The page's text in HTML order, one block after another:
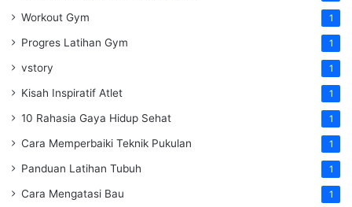
Workout Gym 1
Progres Latihan Gym 1
vstory 1
Kisah Inspiratif Atlet 1
10 Rahasia Gaya Hidup Sehat 1
Cara Memperbaiki Teknik Pukulan 1
Panduan Latihan Tubuh 1
Cara Mengatasi Bau 1